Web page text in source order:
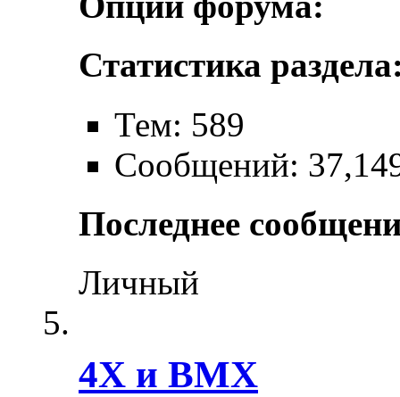
Статистика
Тем: 589
Сообщений:
Последнее
Личный
4X и BMX